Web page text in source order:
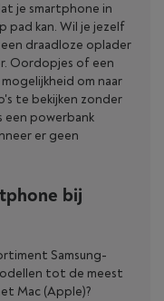
je smartphone in
pad kan. Wil je jezelf
draadloze oplader
Oordopjes of een
om naar
te bekijken zonder
een powerbank
er geen
bij
Samsung-
tot de meest
Mac (Apple)?